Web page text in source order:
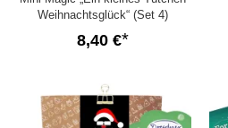
Weihnachtsglück“ (Set 4)
8,40 €